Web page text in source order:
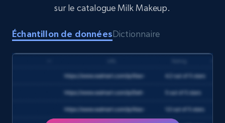
amazon, Description amazon, Initial price
sur le catalogue Milk Makeup.
Échantillon de donnéesDictionnaire